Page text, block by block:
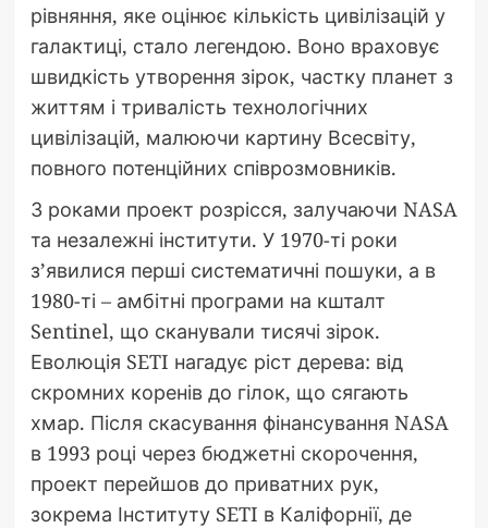
рівняння, яке оцінює кількість цивілізацій у
галактиці, стало легендою. Воно враховує
швидкість утворення зірок, частку планет з
життям і тривалість технологічних
цивілізацій, малюючи картину Всесвіту,
повного потенційних співрозмовників.
З роками проект розрісся, залучаючи NASA
та незалежні інститути. У 1970-ті роки
з’явилися перші систематичні пошуки, а в
1980-ті – амбітні програми на кшталт
Sentinel, що сканували тисячі зірок.
Еволюція SETI нагадує ріст дерева: від
скромних коренів до гілок, що сягають
хмар. Після скасування фінансування NASA
в 1993 році через бюджетні скорочення,
проект перейшов до приватних рук,
зокрема Інституту SETI в Каліфорнії, де